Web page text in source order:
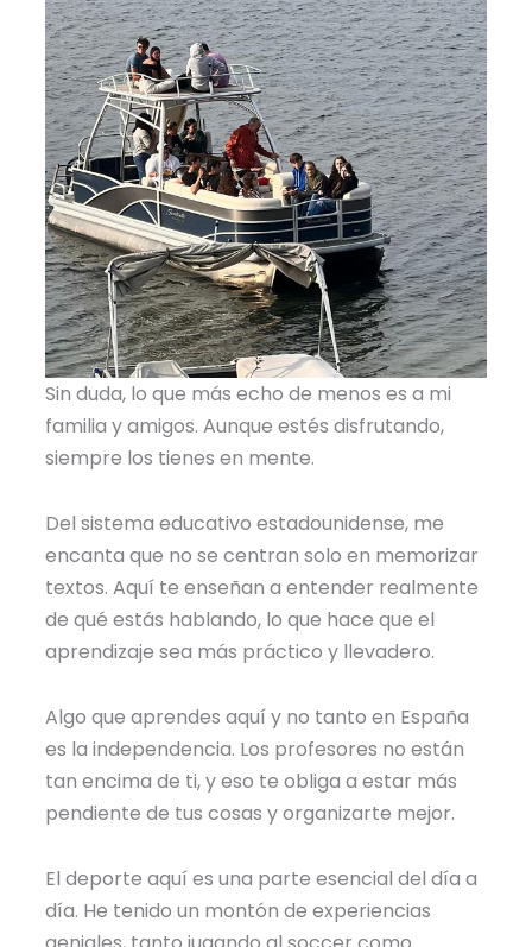
Sin duda, lo que más echo de menos es a mi
familia y amigos. Aunque estés disfrutando,
siempre los tienes en mente.
Del sistema educativo estadounidense, me
encanta que no se centran solo en memorizar
textos. Aquí te enseñan a entender realmente
de qué estás hablando, lo que hace que el
aprendizaje sea más práctico y llevadero.
Algo que aprendes aquí y no tanto en España
es la independencia. Los profesores no están
tan encima de ti, y eso te obliga a estar más
pendiente de tus cosas y organizarte mejor.
El deporte aquí es una parte esencial del día a
día. He tenido un montón de experiencias